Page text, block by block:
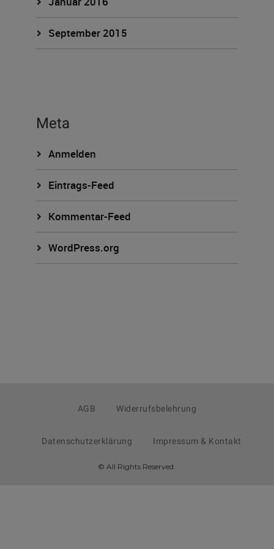
September 2015
Meta
Anmelden
Eintrags-Feed
Kommentar-Feed
WordPress.org
AGB Widerrufsbelehrung
Datenschutzerklärung Impressum & Kontakt
© All Rights Reserved.